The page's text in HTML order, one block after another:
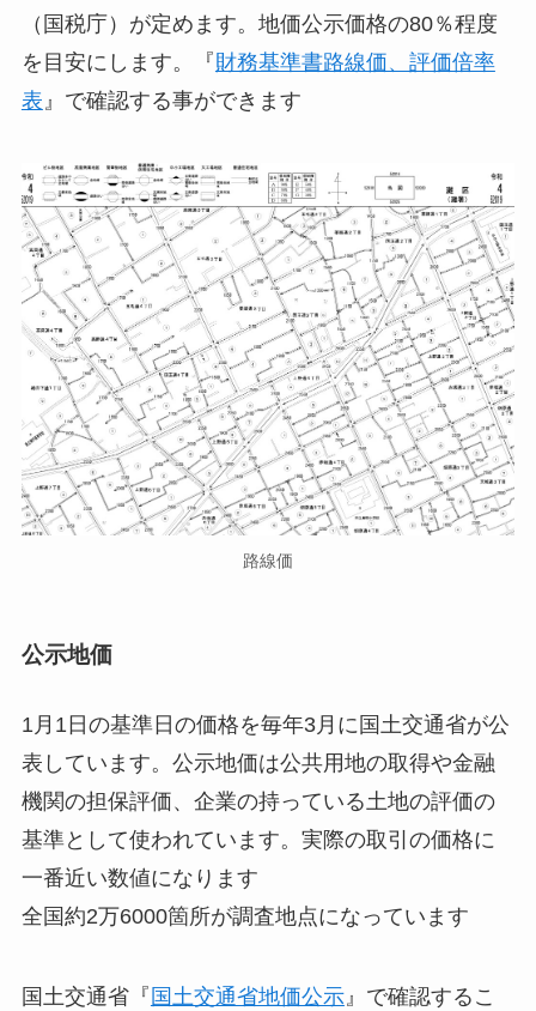
（国税庁）が定めます。地価公示価格の80％程度
を目安にします。『財務基準書路線価、評価倍率
表』で確認する事ができます
路線価
公示地価
1月1日の基準日の価格を毎年3月に国土交通省が公
表しています。公示地価は公共用地の取得や金融
機関の担保評価、企業の持っている土地の評価の
基準として使われています。実際の取引の価格に
一番近い数値になります
全国約2万6000箇所が調査地点になっています
国土交通省『 国土交通省地価公示』で確認するこ